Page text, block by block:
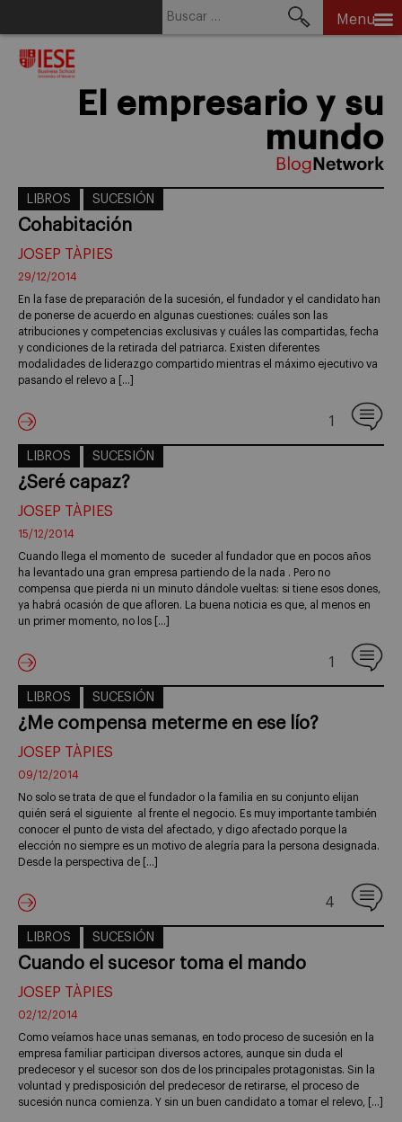
Menu
El empresario y su
mundo
LIBROS SUCESIÓN
Cohabitación
JOSEP TÀPIES
29/12/2014
En la fase de preparación de la sucesión, el fundador y el candidato han
de ponerse de acuerdo en algunas cuestiones: cuáles son las
atribuciones y competencias exclusivas y cuáles las compartidas, fecha
y condiciones de la retirada del patriarca. Existen diferentes
modalidades de liderazgo compartido mientras el máximo ejecutivo va
pasando el relevo a […]
1
LIBROS SUCESIÓN
¿Seré capaz?
JOSEP TÀPIES
15/12/2014
Cuando llega el momento de suceder al fundador que en pocos años
ha levantado una gran empresa partiendo de la nada . Pero no
compensa que pierda ni un minuto dándole vueltas: si tiene esos dones,
ya habrá ocasión de que afloren. La buena noticia es que, al menos en
un primer momento, no los […]
1
LIBROS SUCESIÓN
¿Me compensa meterme en ese lío?
JOSEP TÀPIES
09/12/2014
No solo se trata de que el fundador o la familia en su conjunto elijan
quién será el siguiente al frente el negocio. Es muy importante también
conocer el punto de vista del afectado, y digo afectado porque la
elección no siempre es un motivo de alegría para la persona designada.
Desde la perspectiva de […]
4
LIBROS SUCESIÓN
Cuando el sucesor toma el mando
JOSEP TÀPIES
02/12/2014
Como veíamos hace unas semanas, en todo proceso de sucesión en la
empresa familiar participan diversos actores, aunque sin duda el
predecesor y el sucesor son dos de los principales protagonistas. Sin la
voluntad y predisposición del predecesor de retirarse, el proceso de
sucesión nunca comienza. Y sin un buen candidato a tomar el relevo, […]